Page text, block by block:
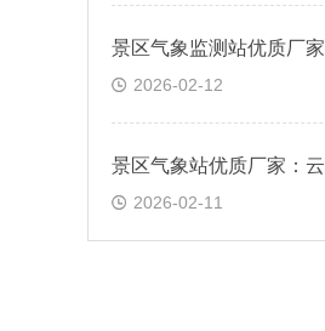
2026-02-12
2026-02-11